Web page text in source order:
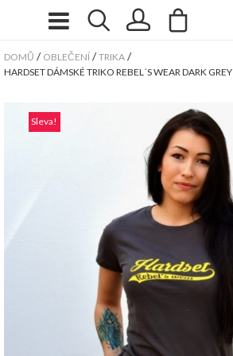
DOMŮ / OBLEČENÍ /TRIKA /
HARDSET DÁMSKÉ TRIKO REBEL´S WEAR DARK GREY
Sleva!